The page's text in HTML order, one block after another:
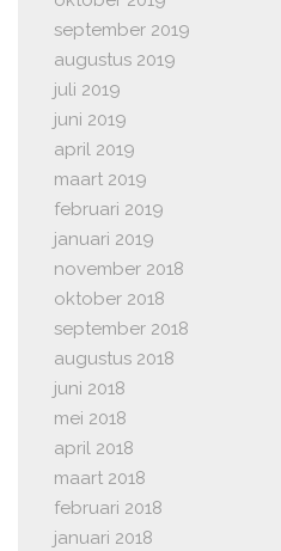
september 2019
augustus 2019
juli 2019
juni 2019
april 2019
maart 2019
februari 2019
januari 2019
november 2018
oktober 2018
september 2018
augustus 2018
juni 2018
mei 2018
april 2018
maart 2018
februari 2018
januari 2018